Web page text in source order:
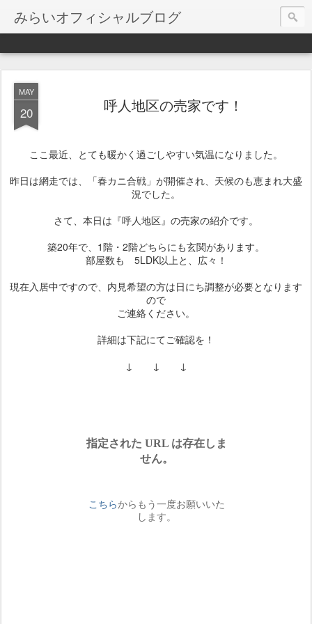
みらいオフィシャルブログ
MAY
20 呼人地区の売家です！
ここ最近、とても暖かく過ごしやすい気温になりました。
昨日は網走では、「春カニ合戦」が開催され、天候のも恵まれ大盛
況でした。
さて、本日は『呼人地区』の売家の紹介です。
築20年で、1階・2階どちらにも玄関があります。
部屋数も 5LDK以上と、広々！
現在入居中ですので、内見希望の方は日にち調整が必要となります
ので
ご連絡ください。
詳細は下記にてご確認を！
↓ ↓ ↓